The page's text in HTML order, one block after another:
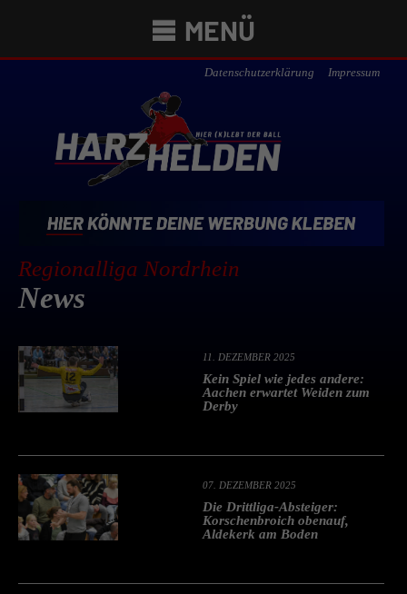
MENÜ
Datenschutzerklärung Impressum
Regionalliga Nordrhein
News
11. DEZEMBER 2025
Kein Spiel wie jedes andere:
Aachen erwartet Weiden zum
Derby
07. DEZEMBER 2025
Die Drittliga-Absteiger:
Korschenbroich obenauf,
Aldekerk am Boden